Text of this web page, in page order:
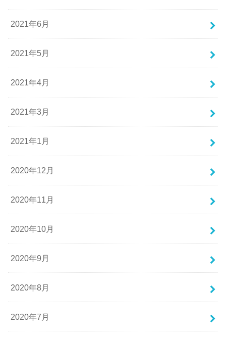
2021年6月
2021年5月
2021年4月
2021年3月
2021年1月
2020年12月
2020年11月
2020年10月
2020年9月
2020年8月
2020年7月